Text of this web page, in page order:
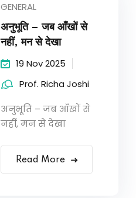
GENERAL
अनुभूति – जब आँखों से
नहीं, मन से देखा
19 Nov 2025
Prof. Richa Joshi
अनुभूति – जब आँखों से
नहीं, मन से देखा
Read More